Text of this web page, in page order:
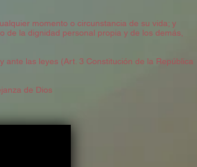
momento o circunstancia de su vida; y
la dignidad personal propia y de los demás,
las leyes (Art. 3 Constitución de la República
de Dios